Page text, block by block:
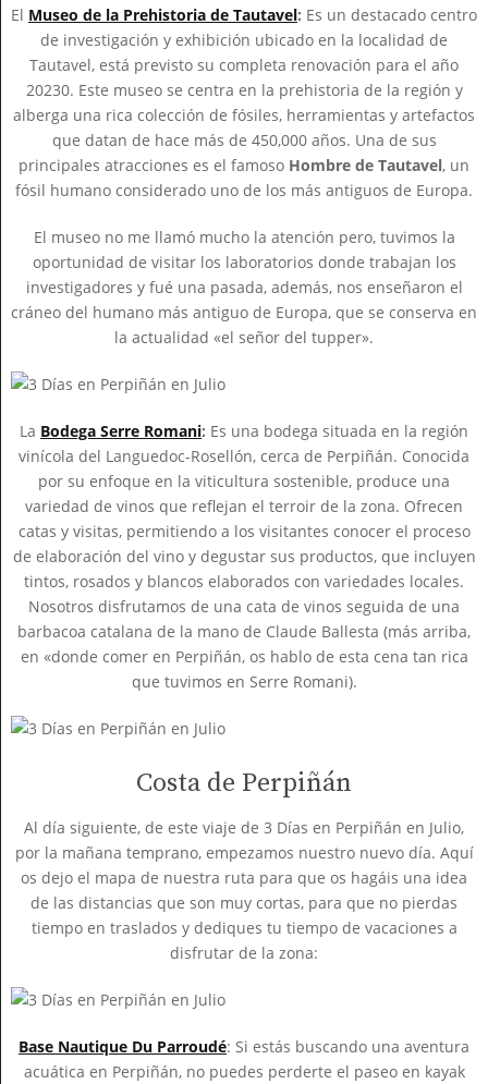
El Museo de la Prehistoria de Tautavel: Es un destacado centro
de investigación y exhibición ubicado en la localidad de
Tautavel, está previsto su completa renovación para el año
20230. Este museo se centra en la prehistoria de la región y
alberga una rica colección de fósiles, herramientas y artefactos
que datan de hace más de 450,000 años. Una de sus
principales atracciones es el famoso Hombre de Tautavel, un
fósil humano considerado uno de los más antiguos de Europa.
El museo no me llamó mucho la atención pero, tuvimos la
oportunidad de visitar los laboratorios donde trabajan los
investigadores y fué una pasada, además, nos enseñaron el
cráneo del humano más antiguo de Europa, que se conserva en
la actualidad «el señor del tupper».
La Bodega Serre Romani: Es una bodega situada en la región
vinícola del Languedoc-Rosellón, cerca de Perpiñán. Conocida
por su enfoque en la viticultura sostenible, produce una
variedad de vinos que reflejan el terroir de la zona. Ofrecen
catas y visitas, permitiendo a los visitantes conocer el proceso
de elaboración del vino y degustar sus productos, que incluyen
tintos, rosados y blancos elaborados con variedades locales.
Nosotros disfrutamos de una cata de vinos seguida de una
barbacoa catalana de la mano de Claude Ballesta (más arriba,
en «donde comer en Perpiñán, os hablo de esta cena tan rica
que tuvimos en Serre Romani).
Costa de Perpiñán
Al día siguiente, de este viaje de 3 Días en Perpiñán en Julio,
por la mañana temprano, empezamos nuestro nuevo día. Aquí
os dejo el mapa de nuestra ruta para que os hagáis una idea
de las distancias que son muy cortas, para que no pierdas
tiempo en traslados y dediques tu tiempo de vacaciones a
disfrutar de la zona:
Base Nautique Du Parroudé: Si estás buscando una aventura
acuática en Perpiñán, no puedes perderte el paseo en kayak